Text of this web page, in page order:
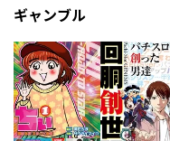
ギャンブル